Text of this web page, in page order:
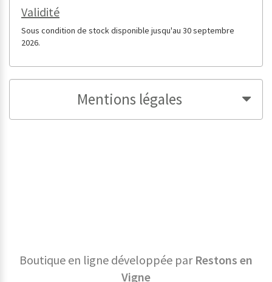
Validité
Sous condition de stock disponible jusqu'au 30 septembre
2026.
Mentions légales
Boutique en ligne développée par Restons en
Vigne